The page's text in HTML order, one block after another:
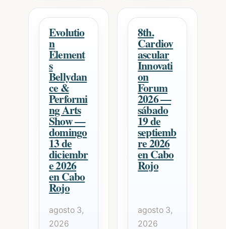
Evolutio
n
Element
s
Bellydan
ce &
Performi
ng Arts
Show —
domingo
13 de
diciembr
e 2026
en Cabo
Rojo
agosto 3,
2026
8th.
Cardiov
ascular
Innovati
on
Forum
2026 —
sábado
19 de
septiemb
re 2026
en Cabo
Rojo
agosto 3,
2026